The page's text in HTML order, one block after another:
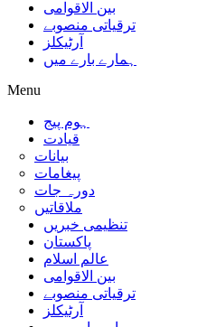
بین الاقوامی
ترقیاتی منصوبے
آرٹیکلز
ہمارے بارے میں
Menu
ہوم پیج
قیادت
بیانات
پیغامات
دورہ جات
ملاقاتیں
تنظیمی خبریں
پاکستان
عالم اسلام
بین الاقوامی
ترقیاتی منصوبے
آرٹیکلز